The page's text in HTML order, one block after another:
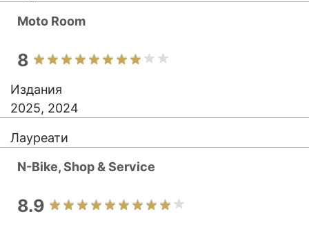
Moto Room
8
Издания
2025, 2024
Лауреати
N-Bike, Shop & Service
8.9